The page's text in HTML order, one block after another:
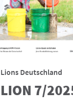
Lions Deutschland
LION 7/